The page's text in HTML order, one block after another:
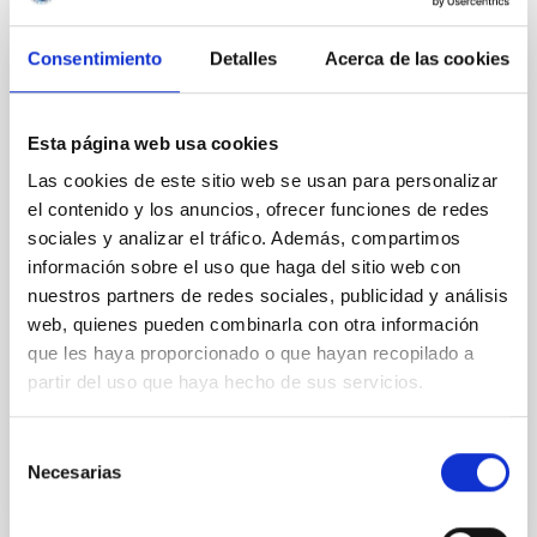
Consentimiento Detalles Acerca de las cookies
Esta página web usa cookies
Las cookies de este sitio web se usan para personalizar
el contenido y los anuncios, ofrecer funciones de redes
sociales y analizar el tráfico. Además, compartimos
información sobre el uso que haga del sitio web con
nuestros partners de redes sociales, publicidad y análisis
web, quienes pueden combinarla con otra información
que les haya proporcionado o que hayan recopilado a
partir del uso que haya hecho de sus servicios.
Necesarias
sensor de frente de onda basado en
fotónica integrada (IP-WFS)
astrofísica, debido al bajo contraste existente entre
el Sol y el fondo del cielo en comparación con las
observaciones nocturnas, lo cual limita el desempeño
de los sistemas de óptica adaptativa. La corrección
del frente de onda en física solar requiere el análisis
de imágenes extendidas; mientras que, en
observaciones nocturnas se analiza el
desplazamiento de una fuente puntual. Esta técnica
limita la resolución espacial, y en consecuencia, la
precisión de la corrección del frente de onda. Con